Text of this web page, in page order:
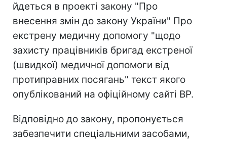
йдеться в проекті закону "Про
внесення змін до закону України" Про
екстрену медичну допомогу "щодо
захисту працівників бригад екстреної
(швидкої) медичної допомоги від
протиправних посягань" текст якого
опублікований на офіційному сайті ВР.
Відповідно до закону, пропонується
забезпечити спеціальними засобами,